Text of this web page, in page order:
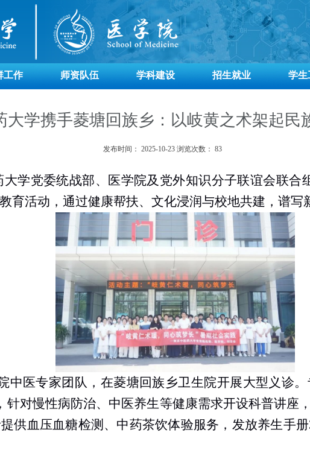
工作 师资队伍 学科建设 招生就业 学生
大学携手菱塘回族乡：以岐黄之术架起民
发布时间： 2025-10-23 浏览次数： 83
大学党委统战部、医学院及党外知识分子联谊会联合
育活动，通过健康帮扶、文化浸润与校地共建，谱写
中医专家团队，在菱塘回族乡卫生院开展大型义诊。
对慢性病防治、中医养生等健康需求开设科普讲座
供血压血糖检测、中药茶饮体验服务，发放养生手册